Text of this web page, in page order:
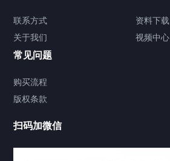
签署类文件海牙认证程序费用
视频中心
联系方式
关于我们
资料下载
视频中心
常见问题
购买流程
版权条款
扫码加微信